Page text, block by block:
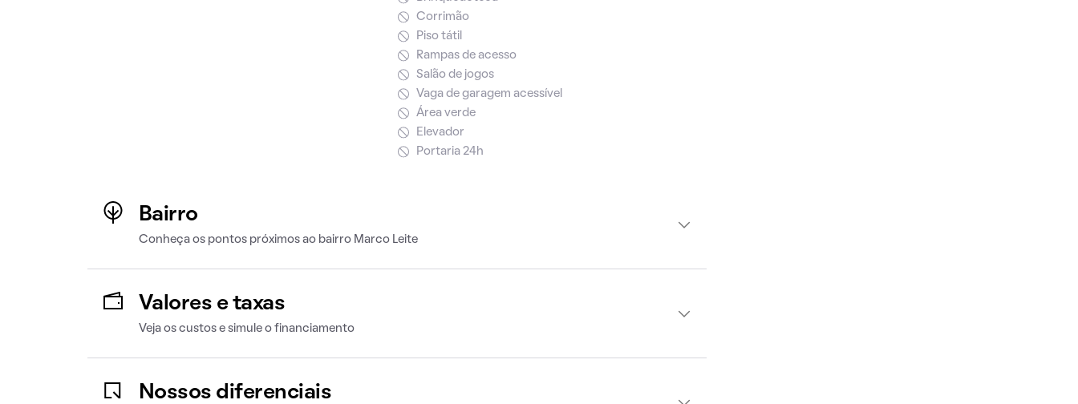
Corrimão
Piso tátil
Rampas de acesso
Salão de jogos
Vaga de garagem acessível
Área verde
Elevador
Portaria 24h
Bairro
Conheça os pontos próximos ao bairro Marco Leite
Valores e taxas
Veja os custos e simule o financiamento
Nossos diferenciais